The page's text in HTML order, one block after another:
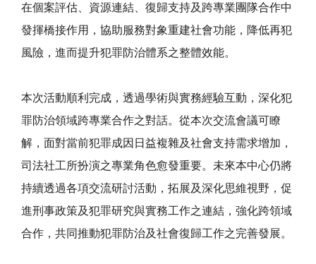
在個案評估、資源連結、復歸支持及跨專業團隊合作中
發揮橋接作用，協助服務對象重建社會功能，降低再犯
風險，進而提升犯罪防治體系之整體效能。
本次活動順利完成，透過學術與實務經驗互動，深化犯
罪防治領域跨專業合作之對話。從本次交流會議可瞭
解，面對當前犯罪成因日益複雜及社會支持需求增加，
司法社工所扮演之專業角色愈發重要。未來本中心仍將
持續透過各項交流研討活動，拓展及深化思維視野，促
進刑事政策及犯罪研究與實務工作之連結，強化跨領域
合作，共同推動犯罪防治及社會復歸工作之完善發展。